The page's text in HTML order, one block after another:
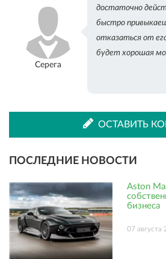
Серега
достаточно
быстро
отказаться от
будет хорошая
ОСТАВИТЬ
ПОСЛЕДНИЕ НОВОСТИ
Aston
бизнеса
07 августа